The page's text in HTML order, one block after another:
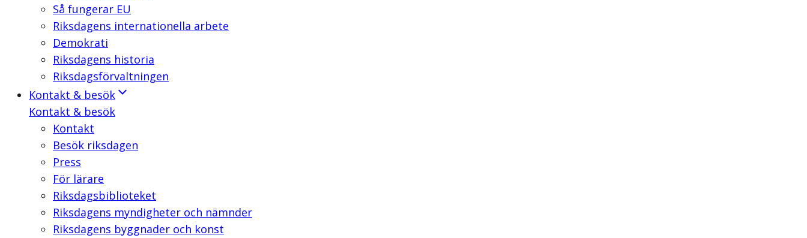
Så fungerar EU
Riksdagens internationella arbete
Demokrati
Riksdagens historia
Riksdagsförvaltningen
Kontakt & besök
Kontakt & besök
Kontakt
Besök riksdagen
Press
För lärare
Riksdagsbiblioteket
Riksdagens myndigheter och nämnder
Riksdagens byggnader och konst